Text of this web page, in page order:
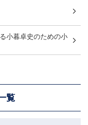
小暮卓史のための小
覧